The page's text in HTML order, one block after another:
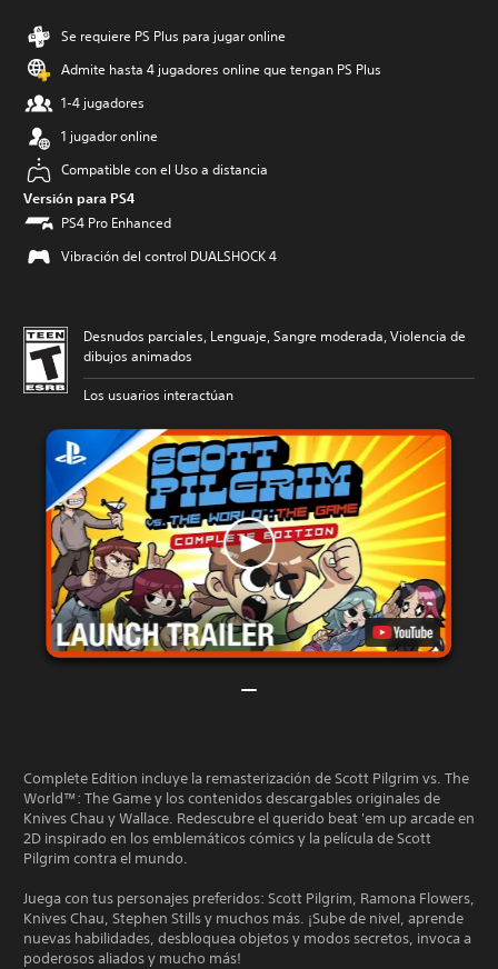
Se requiere PS Plus para jugar online
Admite hasta 4 jugadores online que tengan PS Plus
1-4 jugadores
1 jugador online
Compatible con el Uso a distancia
Versión para PS4
PS4 Pro Enhanced
Vibración del control DUALSHOCK 4
Desnudos parciales, Lenguaje, Sangre moderada, Violencia de
dibujos animados
Los usuarios interactúan
Complete Edition incluye la remasterización de Scott Pilgrim vs. The
World™: The Game y los contenidos descargables originales de
Knives Chau y Wallace. Redescubre el querido beat 'em up arcade en
2D inspirado en los emblemáticos cómics y la película de Scott
Pilgrim contra el mundo.
Juega con tus personajes preferidos: Scott Pilgrim, Ramona Flowers,
Knives Chau, Stephen Stills y muchos más. ¡Sube de nivel, aprende
nuevas habilidades, desbloquea objetos y modos secretos, invoca a
poderosos aliados y mucho más!